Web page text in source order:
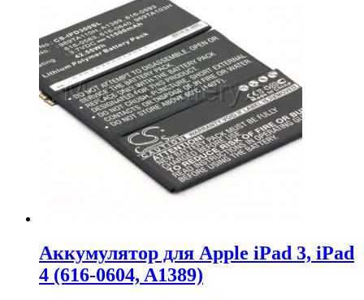
Аккумулятор для Apple iPad 3, iPad
4 (616-0604, A1389)